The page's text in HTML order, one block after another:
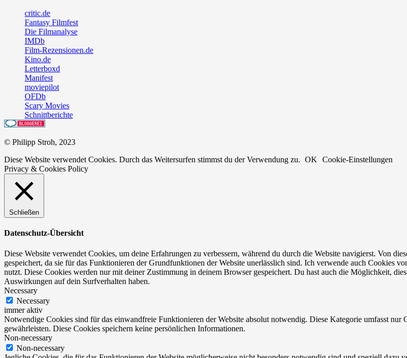
critic.de
Fantasy Filmfest
Die Filmanalyse
IMDb
Film-Rezensionen.de
Kino.de
Letterboxd
Manifest
moviepilot
OFDb
Scary Movies
Schnittberichte
© Philipp Stroh, 2023
Diese Website verwendet Cookies. Durch das Weitersurfen stimmst du der Verwendung zu. OK
Cookie-Einstellungen
Privacy & Cookies Policy
Schließen
Datenschutz-Übersicht
Diese Website verwendet Cookies, um deine Erfahrungen zu verbessern, während du durch die Website navigierst. Von
gespeichert, da sie für das Funktionieren der Grundfunktionen der Website unerlässlich sind. Ich verwende auch Cookies
nutzt. Diese Cookies werden nur mit deiner Zustimmung in deinem Browser gespeichert. Du hast auch die Möglichkeit,
Auswirkungen auf dein Surfverhalten haben.
Necessary
Necessary
immer aktiv
Notwendige Cookies sind für das einwandfreie Funktionieren der Website absolut notwendig. Diese Kategorie umfasst
gewährleisten. Diese Cookies speichern keine persönlichen Informationen.
Non-necessary
Non-necessary